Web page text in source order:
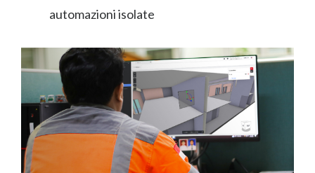
automazioni isolate